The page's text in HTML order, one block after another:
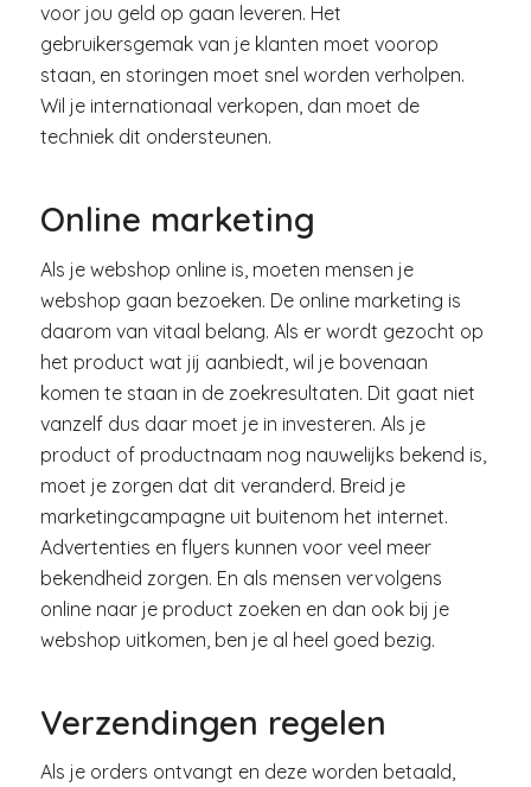
voor jou geld op gaan leveren. Het
gebruikersgemak van je klanten moet voorop
staan, en storingen moet snel worden verholpen.
Wil je internationaal verkopen, dan moet de
techniek dit ondersteunen.
Online marketing
Als je webshop online is, moeten mensen je
webshop gaan bezoeken. De online marketing is
daarom van vitaal belang. Als er wordt gezocht op
het product wat jij aanbiedt, wil je bovenaan
komen te staan in de zoekresultaten. Dit gaat niet
vanzelf dus daar moet je in investeren. Als je
product of productnaam nog nauwelijks bekend is,
moet je zorgen dat dit veranderd. Breid je
marketingcampagne uit buitenom het internet.
Advertenties en flyers kunnen voor veel meer
bekendheid zorgen. En als mensen vervolgens
online naar je product zoeken en dan ook bij je
webshop uitkomen, ben je al heel goed bezig.
Verzendingen regelen
Als je orders ontvangt en deze worden betaald,